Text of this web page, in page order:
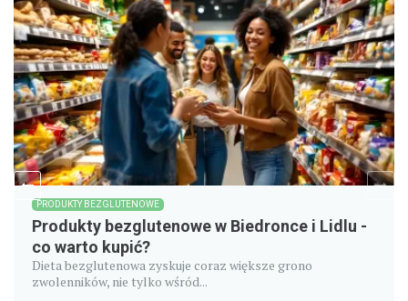
PRODUKTY BEZGLUTENOWE
Produkty bezglutenowe w Biedronce i Lidlu -
co warto kupić?
Dieta bezglutenowa zyskuje coraz większe grono
zwolenników, nie tylko wśród...